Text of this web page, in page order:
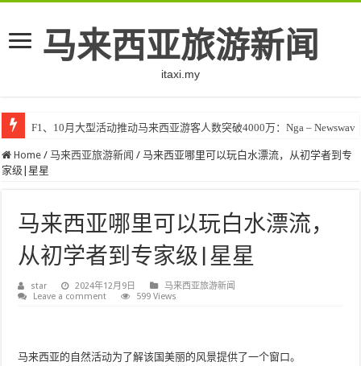
马来西亚旅游新闻
itaxi.my
F1、10月大型活动推动马来西亚游客人数突破4000万：Nga – Newswav
Klook客路将印度和中东创作者聚集在马来西亚 – TravelBiz Monitor
Home / 马来西亚旅游新闻 / 马来西亚哪里可以玩白水漂流，从初学者到专
家级|星星
马来西亚哪里可以玩白水漂流，
从初学者到专家级|星星
star 2024年12月9日
马来西亚旅游新闻
Leave a comment
599 Views
马来西亚的自然活动为了解该国美丽的风景提供了一个窗口。